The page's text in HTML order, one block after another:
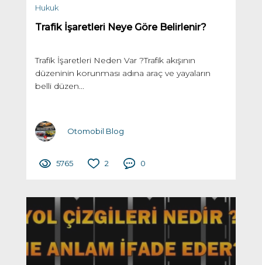
Hukuk
Trafik İşaretleri Neye Göre Belirlenir?
Trafik İşaretleri Neden Var ?Trafik akışının
düzeninin korunması adına araç ve yayaların
belli düzen...
Otomobil Blog
5765 2 0